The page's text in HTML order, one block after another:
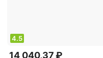
4.5
14 040,37 ₽